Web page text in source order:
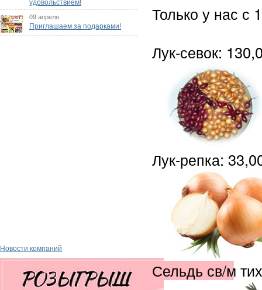
удовольствием!
09 апреля
Приглашаем за подарками!
Новости компаний
Только у нас с
Лук-севок:
Лук-репка:
Сельдь св/м